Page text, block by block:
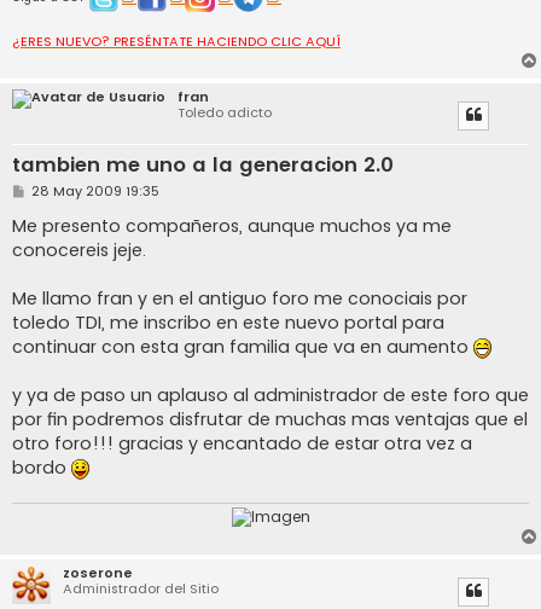
¿ERES NUEVO? PRESÉNTATE HACIENDO CLIC AQUÍ
fran
Toledo adicto
tambien me uno a la generacion 2.0
M
n
s
a
28 May 2009 19:35
Me presento compañeros, aunque muchos ya me
conocereis jeje.
Me llamo fran y en el antiguo foro me conociais por
toledo TDI, me inscribo en este nuevo portal para
continuar con esta gran familia que va en aumento
y ya de paso un aplauso al administrador de este foro que
por fin podremos disfrutar de muchas mas ventajas que el
otro foro!!! gracias y encantado de estar otra vez a
bordo
zoserone
Administrador del Sitio